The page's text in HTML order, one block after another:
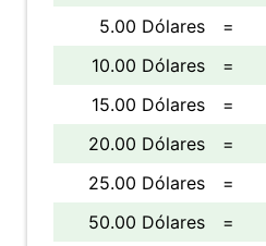
5.00 Dólares
=
10.00 Dólares
=
15.00 Dólares
=
20.00 Dólares
=
25.00 Dólares
=
50.00 Dólares
=